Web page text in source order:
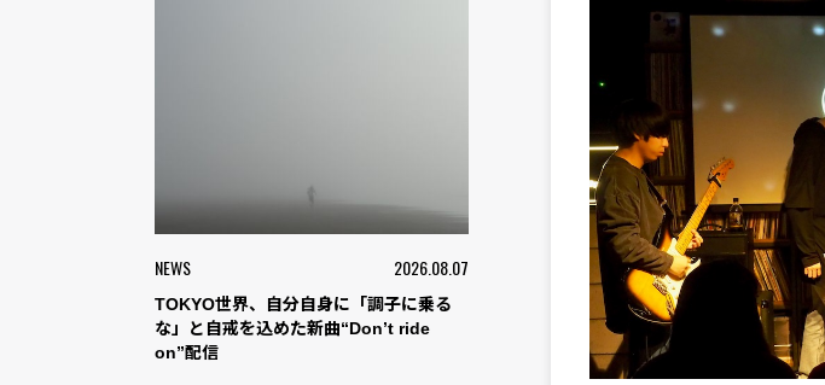
NEWS 2026.08.07
TOKYO世界、自分自身に「調子に乗る
な」と自戒を込めた新曲“Don’t ride
on”配信